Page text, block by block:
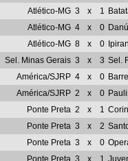
Atlético-MG 3 x 1
Atlético-MG 4 x 0
Atlético-MG 8 x 0
Sel. Minas Gerais 3 x 3 Sel.
América/SJRP 4 x 0
América/SJRP 2 x 0
Ponte Preta 2 x 1
Ponte Preta 3 x 2
Ponte Preta 3 x 0
Ponte Preta 3 x 1